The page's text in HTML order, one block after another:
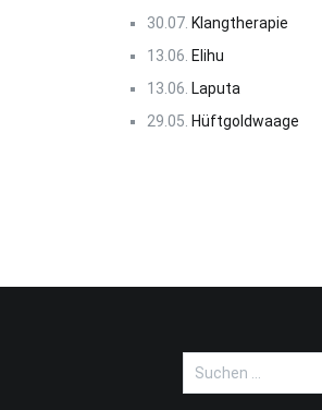
30.07. Klangtherapie
13.06. Elihu
13.06. Laputa
29.05. Hüftgoldwaage
Suchen
nach: